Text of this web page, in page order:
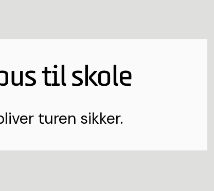
til skole
turen sikker.